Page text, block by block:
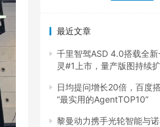
最近文章
千里智驾ASD 4.0搭载全
灵#1上市，量产版图持续
日均提问增长20倍，百度
“最实用的AgentTOP10”
黎曼动力携手光轮智能与诺